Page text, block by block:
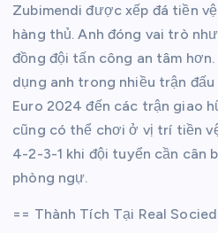
Zubimendi được xếp đá tiền
hàng thủ. Anh đóng vai trò
đồng đội tấn công an tâm hơn.
dụng anh trong nhiều trận
Euro 2024 đến các trận giao
cũng có thể chơi ở vị trí tiền
4-2-3-1 khi đội tuyển cần cân
phòng ngự.
== Thành Tích Tại Real